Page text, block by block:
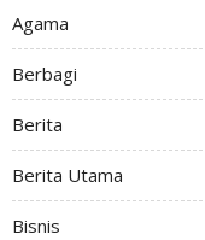
Agama
Berbagi
Berita
Berita Utama
Bisnis